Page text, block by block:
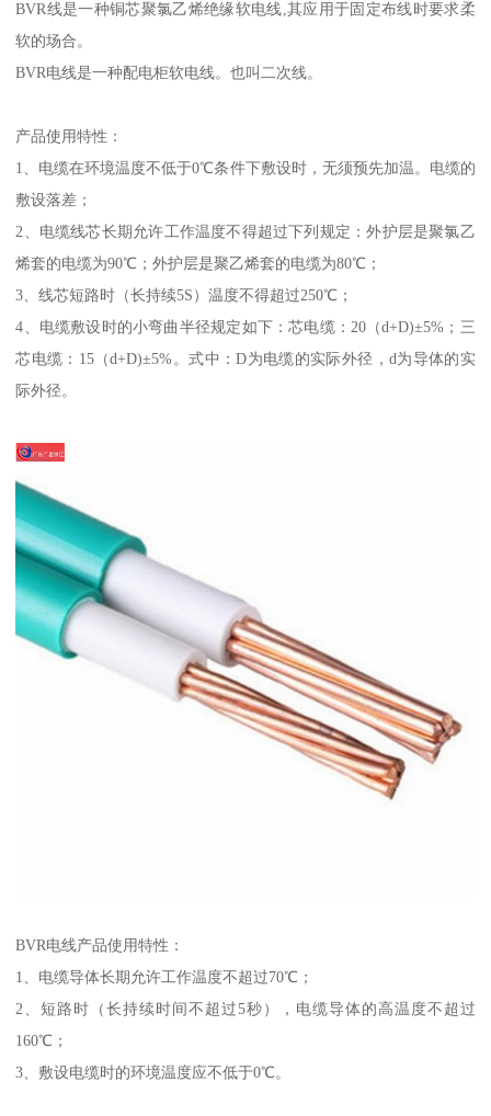
BVR线是一种铜芯聚氯乙烯绝缘软电线,其应用于固定布线时要求柔
软的场合。
BVR电线是一种配电柜软电线。也叫二次线。
产品使用特性：
1、电缆在环境温度不低于0℃条件下敷设时，无须预先加温。电缆的
敷设落差；
2、电缆线芯长期允许工作温度不得超过下列规定：外护层是聚氯乙
烯套的电缆为90℃；外护层是聚乙烯套的电缆为80℃；
3、线芯短路时（长持续5S）温度不得超过250℃；
4、电缆敷设时的小弯曲半径规定如下：芯电缆：20（d+D)±5%；三
芯电缆：15（d+D)±5%。式中：D为电缆的实际外径，d为导体的实
际外径。
BVR电线产品使用特性：
1、电缆导体长期允许工作温度不超过70℃；
2、短路时（长持续时间不超过5秒），电缆导体的高温度不超过
160℃；
3、敷设电缆时的环境温度应不低于0℃。